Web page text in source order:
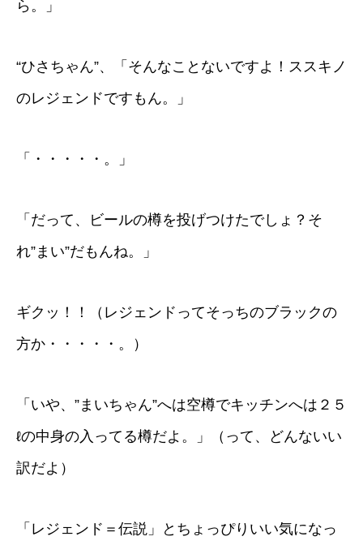
ら。」
“ひさちゃん”、「そんなことないですよ！ススキノ
のレジェンドですもん。」
「・・・・・。」
「だって、ビールの樽を投げつけたでしょ？そ
れ”まい”だもんね。」
ギクッ！！（レジェンドってそっちのブラックの
方か・・・・・。）
「いや、”まいちゃん”へは空樽でキッチンへは２５
ℓの中身の入ってる樽だよ。」（って、どんないい
訳だよ）
「レジェンド＝伝説」とちょっぴりいい気になっ